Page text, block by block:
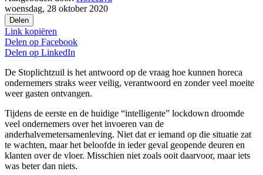
woensdag, 28 oktober 2020
Delen
Link kopiëren
Delen op Facebook
Delen op LinkedIn
De Stoplichtzuil is het antwoord op de vraag hoe kunnen horeca
ondernemers straks weer veilig, verantwoord en zonder veel moeite
weer gasten ontvangen.
Tijdens de eerste en de huidige “intelligente” lockdown droomde
veel ondernemers over het invoeren van de
anderhalvemetersamenleving. Niet dat er iemand op die situatie zat
te wachten, maar het beloofde in ieder geval geopende deuren en
klanten over de vloer. Misschien niet zoals ooit daarvoor, maar iets
was beter dan niets.